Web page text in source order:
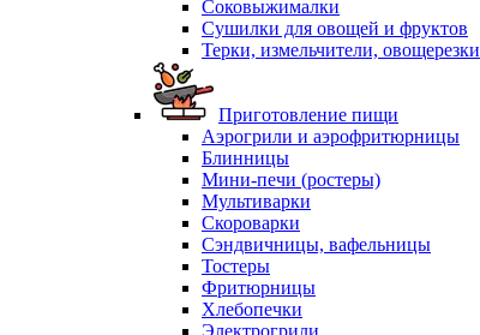
Соковыжималки
Сушилки для овощей и фруктов
Терки, измельчители, овощерезки
Приготовление пищи
Аэрогрили и аэрофритюрницы
Блинницы
Мини-печи (ростеры)
Мультиварки
Скороварки
Сэндвичницы, вафельницы
Тостеры
Фритюрницы
Хлебопечки
Электрогрили